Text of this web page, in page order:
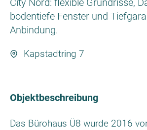
bodentiefe Fenster und
Anbindung.
Kapstadtring 7
Objektbeschreibung
Das Bürohaus Ü8 wurde 2016